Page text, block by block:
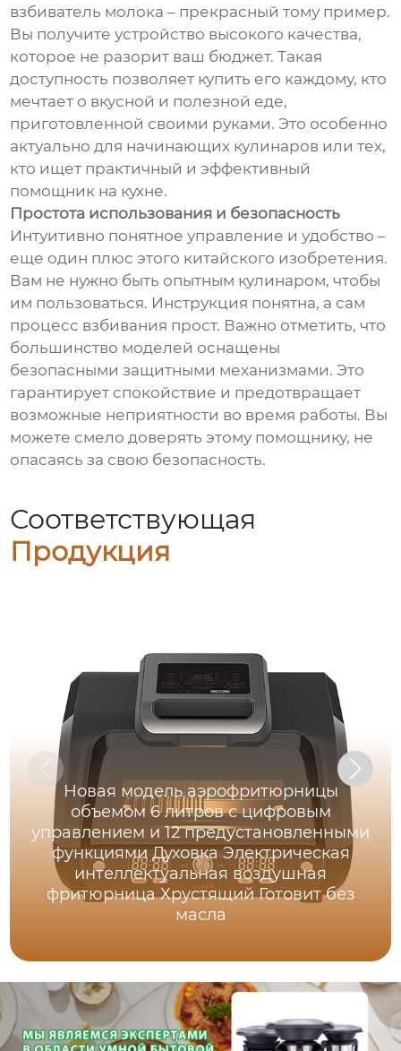
взбиватель молока – прекрасный тому пример.
Вы получите устройство высокого качества,
которое не разорит ваш бюджет. Такая
доступность позволяет купить его каждому, кто
мечтает о вкусной и полезной еде,
приготовленной своими руками. Это особенно
актуально для начинающих кулинаров или тех,
кто ищет практичный и эффективный
помощник на кухне.
Простота использования и безопасность
Интуитивно понятное управление и удобство –
еще один плюс этого китайского изобретения.
Вам не нужно быть опытным кулинаром, чтобы
им пользоваться. Инструкция понятна, а сам
процесс взбивания прост. Важно отметить, что
большинство моделей оснащены
безопасными защитными механизмами. Это
гарантирует спокойствие и предотвращает
возможные неприятности во время работы. Вы
можете смело доверять этому помощнику, не
опасаясь за свою безопасность.
Соответствующая
Продукция
Новая модель аэрофритюрницы
объемом 6 литров с цифровым
управлением и 12 предустановленными
функциями Духовка Электрическая
интеллектуальная воздушная
фритюрница Хрустящий Готовит без
масла